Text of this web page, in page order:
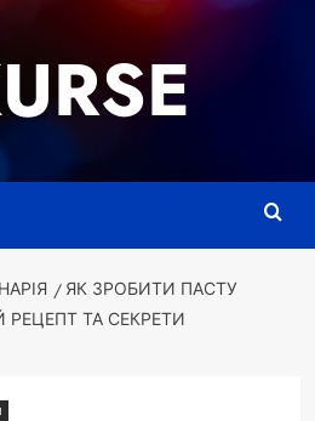
ЯК ЗРОБИТИ ПАСТУ
ТА СЕКРЕТИ